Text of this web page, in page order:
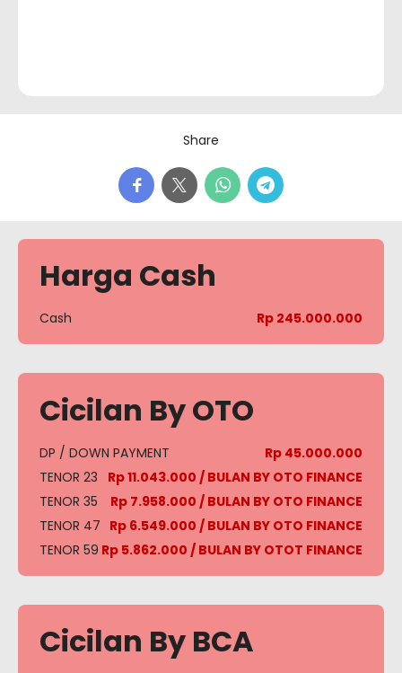
Share
Harga Cash
Cash Rp 245.000.000
Cicilan By OTO
DP / DOWN PAYMENT
Rp 45.000.000
TENOR 23
Rp 11.043.000 / BULAN BY OTO FINANCE
TENOR 35
Rp 7.958.000 / BULAN BY OTO FINANCE
TENOR 47 Rp 6.549.000 / BULAN BY OTO FINANCE
TENOR 59 Rp 5.862.000 / BULAN BY OTOT FINANCE
Cicilan By BCA